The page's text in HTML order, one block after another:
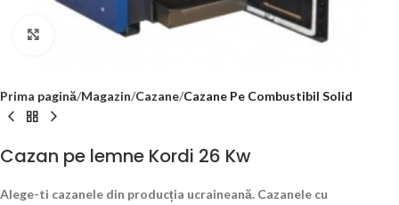
Click to enlarge
Prima pagină Magazin Cazane Cazane Pe Combustibil Solid
Cazan pe lemne Kordi 26 Kw
Alege-ti cazanele din producția ucraineană. Cazanele cu